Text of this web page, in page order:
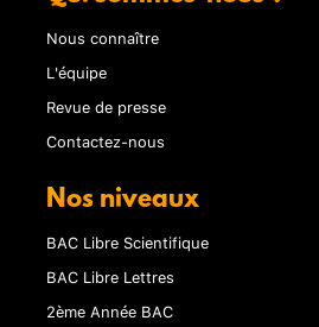
Nous connaître
L'équipe
Revue de presse
Contactez-nous
Nos niveaux
BAC Libre Scientifique
BAC Libre Lettres
2ème Année BAC